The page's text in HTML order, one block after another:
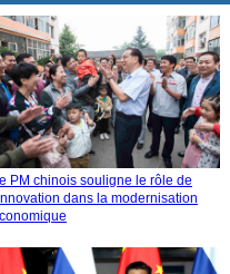
PM chinois souligne le rôle de
dans la modernisation